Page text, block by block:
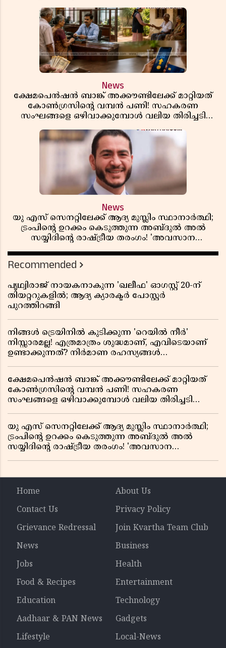
News
ക്ഷേമപെൻഷൻ ബാങ്ക് അക്കൗണ്ടിലേക്ക് മാറ്റിയത്
കോൺഗ്രസിന്റെ വമ്പൻ പണി! സഹകരണ
സംഘങ്ങളെ ഒഴിവാക്കുമ്പോൾ വലിയ തിരിച്ചടി
News
യു എസ് സെനറ്റിലേക്ക് ആദ്യ മുസ്ലിം സ്ഥാനാർത്ഥി;
ട്രംപിന്റെ ഉറക്കം കെടുത്തുന്ന അബ്ദുൽ അൽ
സയ്യിദിന്റെ രാഷ്ട്രീയ തരംഗം! 'അവസാന
Recommended
പൃഥ്വിരാജ് നായകനാകുന്ന 'ഖലീഫ' ഓഗസ്റ്റ് 20-ന്
തിയറ്ററുകളിൽ; ആദ്യ ക്യാരക്ടർ പോസ്റ്റർ
പുറത്തിറങ്ങി
നിങ്ങൾ ട്രെയിനിൽ കുടിക്കുന്ന 'റെയിൽ നീർ'
നിസ്സാരമല്ല! എത്രമാത്രം ശുദ്ധമാണ്, എവിടെയാണ്
ഉണ്ടാക്കുന്നത്? നിർമാണ രഹസ്യങ്ങൾ
ക്ഷേമപെൻഷൻ ബാങ്ക് അക്കൗണ്ടിലേക്ക് മാറ്റിയത്
കോൺഗ്രസിന്റെ വമ്പൻ പണി! സഹകരണ
സംഘങ്ങളെ ഒഴിവാക്കുമ്പോൾ വലിയ തിരിച്ചടി
യു എസ് സെനറ്റിലേക്ക് ആദ്യ മുസ്ലിം സ്ഥാനാർത്ഥി;
ട്രംപിന്റെ ഉറക്കം കെടുത്തുന്ന അബ്ദുൽ അൽ
സയ്യിദിന്റെ രാഷ്ട്രീയ തരംഗം! 'അവസാന
Home
About Us
Contact Us
Privacy Policy
Grievance Redressal
Join Kvartha Team Club
News
Business
Jobs
Health
Food & Recipes
Entertainment
Education
Technology
Aadhaar & PAN News
Gadgets
Lifestyle
Local-News